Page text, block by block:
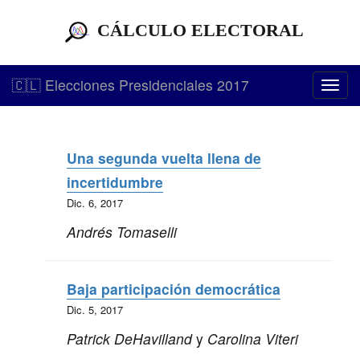
CÁLCULO ELECTORAL
🇨🇱 Elecciones Presidenciales 2017
Una segunda vuelta llena de
incertidumbre
Dic. 6, 2017
Andrés Tomaselli
Baja participación democrática
Dic. 5, 2017
Patrick DeHavillandy Carolina Viteri